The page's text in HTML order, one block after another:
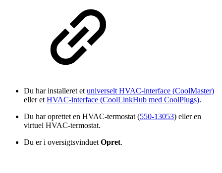
Du har installeret etuniverselt HVAC-interface (CoolMaster)
eller etHVAC-interface (CoolLinkHub med CoolPlugs).
Du har oprettet en HVAC-termostat (550-13053) eller en
virtuel HVAC-termostat.
Du er i oversigtsvinduetOpret.